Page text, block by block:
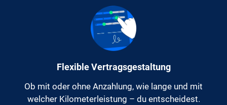
Flexible Vertragsgestaltung
Ob mit oder ohne Anzahlung, wie lange und mit
welcher Kilometerleistung – du entscheidest.